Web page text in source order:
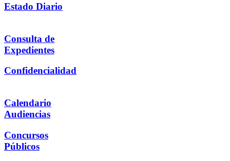
Estado Diario
Consulta de
Expedientes
Confidencialidad
Calendario
Audiencias
Concursos
Públicos